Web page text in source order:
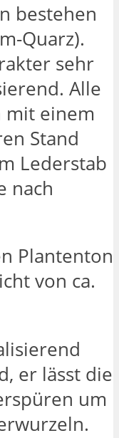
bestehen
Quarz).
sehr
Alle
mit einem
Stand
Lederstab
nach
Plantenton
von ca.
er lässt die
um